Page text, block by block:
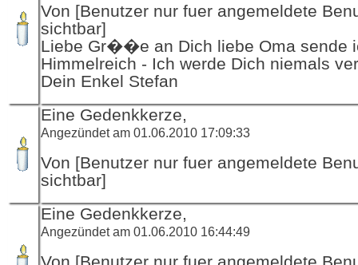
Von [Benutzer nur fuer angemeldete
sichtbar]
Liebe Gr��e an Dich liebe Oma sende
Himmelreich - Ich werde Dich niemals
Dein Enkel Stefan
Eine Gedenkkerze,
Angezündet am 01.06.2010 17:09:33
Von [Benutzer nur fuer angemeldete
sichtbar]
Eine Gedenkkerze,
Angezündet am 01.06.2010 16:44:49